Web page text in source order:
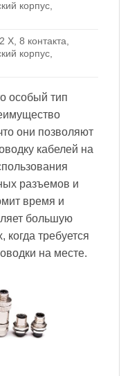
корпус,
8 контакта,
корпус,
особый тип
они позволяют
кабелей на
разъемов и
время и
большую
когда требуется
на месте.